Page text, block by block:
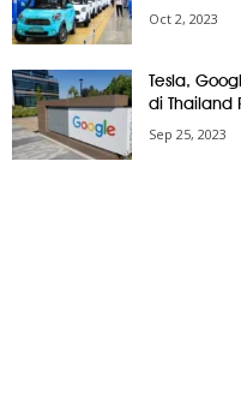
Oct 2, 2023
Tesla,
di Thailand
Sep 25, 2023